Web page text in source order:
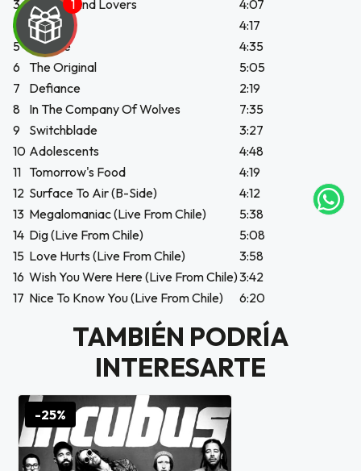
correo
JUGAR
3 Friends And Lovers
4:07
4
Thieves
4:17
5 Isadore
4:35
6
The Original
5:05
7
Defiance
2:19
8 In The Company Of Wolves
7:35
9
Switchblade
3:27
10 Adolescents
4:48
11 Tomorrow's Food
4:19
12 Surface To Air (B-Side)
4:12
13 Megalomaniac (Live From Chile)
5:38
14 Dig (Live From Chile)
5:08
15 Love Hurts (Live From Chile)
3:58
16 Wish You Were Here (Live From Chile)3:42
17 Nice To Know You (Live From Chile) 6:20
TAMBIÉN PODRÍA
INTERESARTE
-25%